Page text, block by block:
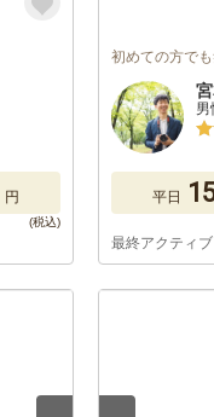
円
初めての方で
平日
最終アクティ